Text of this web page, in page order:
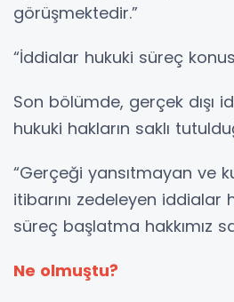
görüşmektedir.”
“İddialar hukuki süreç
Son bölümde, gerçek dışı
hukuki hakların saklı
“Gerçeği yansıtmayan ve
itibarını zedeleyen iddialar
süreç başlatma hakkımız
Ne olmuştu?